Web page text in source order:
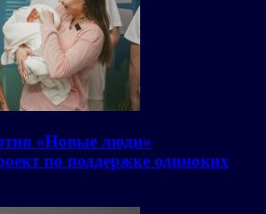
«Новые люди»
по поддержке одиноких